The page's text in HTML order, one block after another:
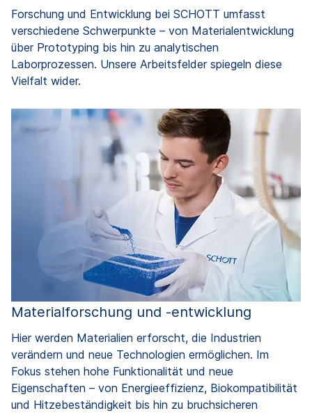
Forschung und Entwicklung bei SCHOTT umfasst
verschiedene Schwerpunkte – von Materialentwicklung
über Prototyping bis hin zu analytischen
Laborprozessen. Unsere Arbeitsfelder spiegeln diese
Vielfalt wider.
Materialforschung und -entwicklung
Hier werden Materialien erforscht, die Industrien
verändern und neue Technologien ermöglichen. Im
Fokus stehen hohe Funktionalität und neue
Eigenschaften – von Energieeffizienz, Biokompatibilität
und Hitzebeständigkeit bis hin zu bruchsicheren